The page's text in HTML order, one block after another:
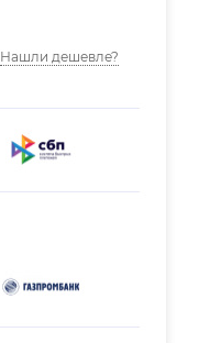
Нашли дешевле?